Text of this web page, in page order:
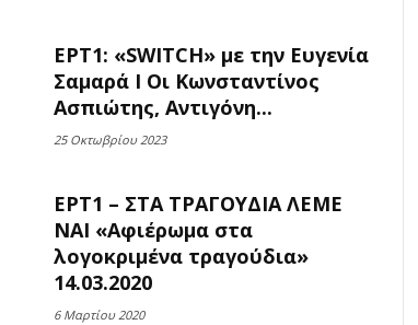
ΕΡΤ1: «SWITCH» με την Ευγενία
Σαμαρά Ι Οι Κωνσταντίνος
Ασπιώτης, Αντιγόνη...
25 Οκτωβρίου 2023
ΕΡΤ1 – ΣΤΑ ΤΡΑΓΟΥΔΙΑ ΛΕΜΕ
ΝΑΙ «Αφιέρωμα στα
λογοκριμένα τραγούδια»
14.03.2020
6 Μαρτίου 2020